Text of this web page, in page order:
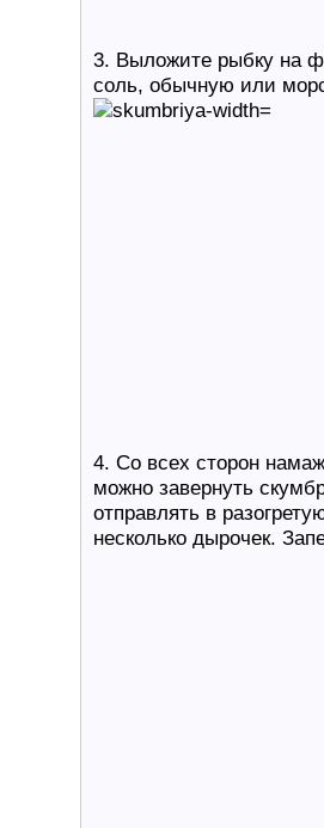
3. Выложите рыбку на
соль, обычную или
4. Со всех сторон
можно завернуть
отправлять в
несколько дырочек.